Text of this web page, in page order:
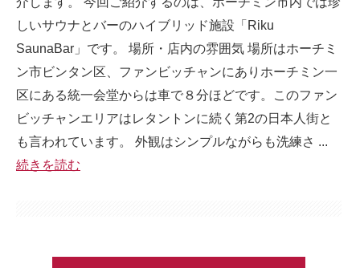
しいサウナとバーのハイブリッド施設「Riku
SaunaBar」です。 場所・店内の雰囲気 場所はホーチミ
ン市ビンタン区、ファンビッチャンにありホーチミン一
区にある統一会堂からは車で８分ほどです。このファン
ビッチャンエリアはレタントンに続く第2の日本人街と
も言われています。 外観はシンプルながらも洗練さ ...
続きを読む